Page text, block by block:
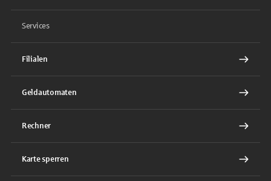
Services
Filialen
Geldautomaten
Rechner
Karte sperren